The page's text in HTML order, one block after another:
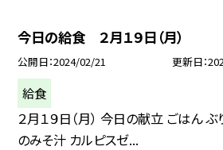
今日の給食 ２月１９日（月）
公開日 2024/02/21 更新日
給食
２月１９日（月） 今日の献立 ごはん
のみそ汁 カルピスゼ...